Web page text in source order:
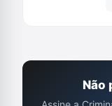
Não